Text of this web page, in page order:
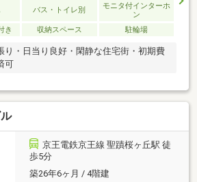
バス・トイレ別
モニタ付インターホ
ン
き
収納スペース 駐輪場
り・日当り良好・閑静な住宅街・初期費
可
京王電鉄京王線 聖蹟桜ヶ丘駅 徒
歩5分
築26年6ヶ月 / 4階建